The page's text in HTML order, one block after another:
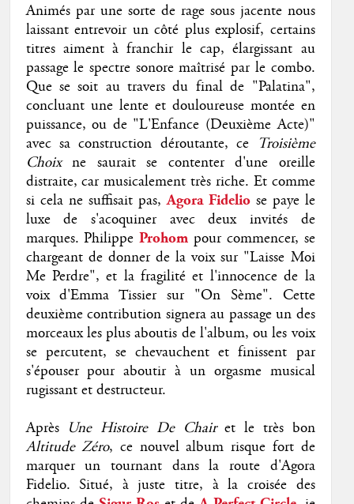
Animés par une sorte de rage sous jacente nous
laissant entrevoir un côté plus explosif, certains
titres aiment à franchir le cap, élargissant au
passage le spectre sonore maîtrisé par le combo.
Que se soit au travers du final de "Palatina",
concluant une lente et douloureuse montée en
puissance, ou de "L'Enfance (Deuxième Acte)"
avec sa construction déroutante, ce Troisième
Choixne saurait se contenter d'une oreille
distraite, car musicalement très riche. Et comme
si cela ne suffisait pas, Agora Fidelio se paye le
luxe de s'acoquiner avec deux invités de
marques. Philippe Prohom pour commencer, se
chargeant de donner de la voix sur "Laisse Moi
Me Perdre", et la fragilité et l'innocence de la
voix d'Emma Tissier sur "On Sème". Cette
deuxième contribution signera au passage un des
morceaux les plus aboutis de l'album, ou les voix
se percutent, se chevauchent et finissent par
s'épouser pour aboutir à un orgasme musical
rugissant et destructeur.
Après Une Histoire De Chairet le très bon
Altitude Zéro, ce nouvel album risque fort de
marquer un tournant dans la route d'Agora
Fidelio. Situé, à juste titre, à la croisée des